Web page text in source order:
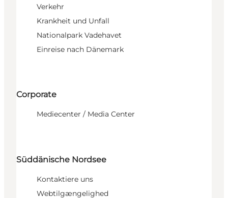
Verkehr
Krankheit und Unfall
Nationalpark Vadehavet
Einreise nach Dänemark
Corporate
Mediecenter / Media Center
Süddänische Nordsee
Kontaktiere uns
Webtilgængelighed